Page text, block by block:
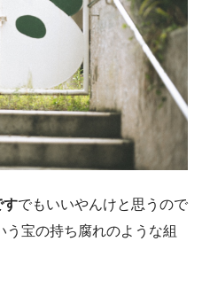
すでもいいやんけと思うので
宝の持ち腐れのような組